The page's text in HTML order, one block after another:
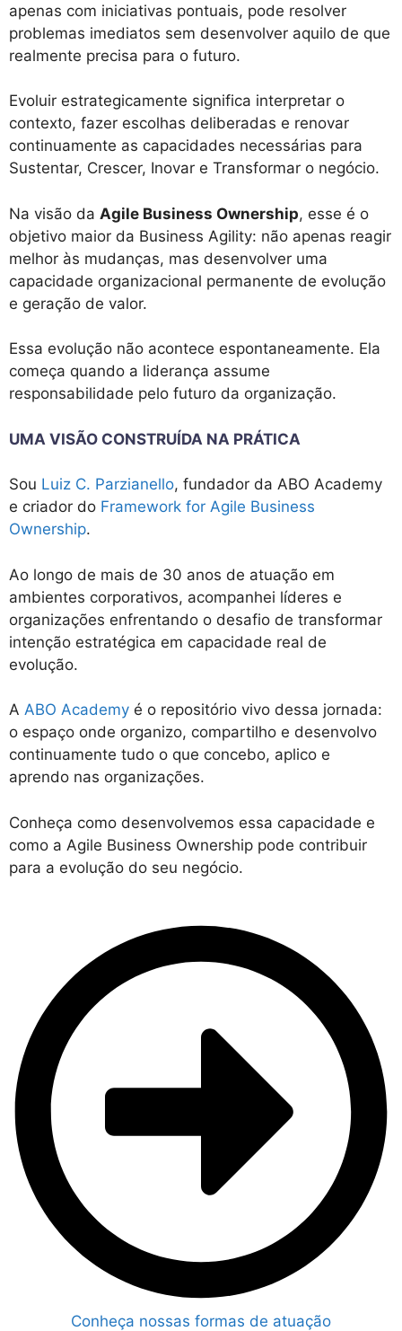
apenas com iniciativas pontuais, pode resolver
problemas imediatos sem desenvolver aquilo de que
realmente precisa para o futuro.
Evoluir estrategicamente significa interpretar o
contexto, fazer escolhas deliberadas e renovar
continuamente as capacidades necessárias para
Sustentar, Crescer, Inovar e Transformar o negócio.
Na visão da Agile Business Ownership, esse é o
objetivo maior da Business Agility: não apenas reagir
melhor às mudanças, mas desenvolver uma
capacidade organizacional permanente de evolução
e geração de valor.
Essa evolução não acontece espontaneamente. Ela
começa quando a liderança assume
responsabilidade pelo futuro da organização.
UMA VISÃO CONSTRUÍDA NA PRÁTICA
Sou Luiz C. Parzianello, fundador da ABO Academy
e criador do Framework for Agile Business
Ownership.
Ao longo de mais de 30 anos de atuação em
ambientes corporativos, acompanhei líderes e
organizações enfrentando o desafio de transformar
intenção estratégica em capacidade real de
evolução.
A ABO Academy é o repositório vivo dessa jornada:
o espaço onde organizo, compartilho e desenvolvo
continuamente tudo o que concebo, aplico e
aprendo nas organizações.
Conheça como desenvolvemos essa capacidade e
como a Agile Business Ownership pode contribuir
para a evolução do seu negócio.
Conheça nossas formas de atuação